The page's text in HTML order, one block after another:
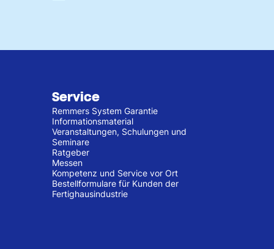
Service
Remmers System Garantie
Informationsmaterial
Veranstaltungen, Schulungen und
Seminare
Ratgeber
Messen
Kompetenz und Service vor Ort
Bestellformulare für Kunden der
Fertighausindustrie